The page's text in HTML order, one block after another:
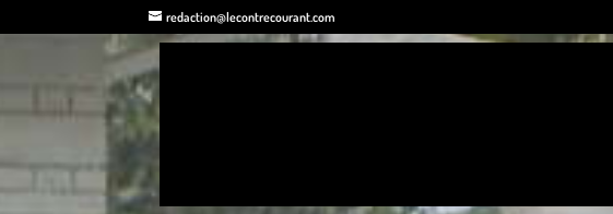
redaction@lecontrecourant.com